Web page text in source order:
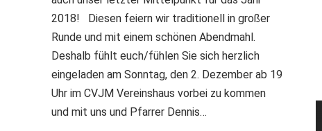
2018! Diesen feiern wir traditionell in großer
Runde und mit einem schönen Abendmahl.
Deshalb fühlt euch/fühlen Sie sich herzlich
eingeladen am Sonntag, den 2. Dezember ab 19
Uhr im CVJM Vereinshaus vorbei zu kommen
und mit uns und Pfarrer Dennis…